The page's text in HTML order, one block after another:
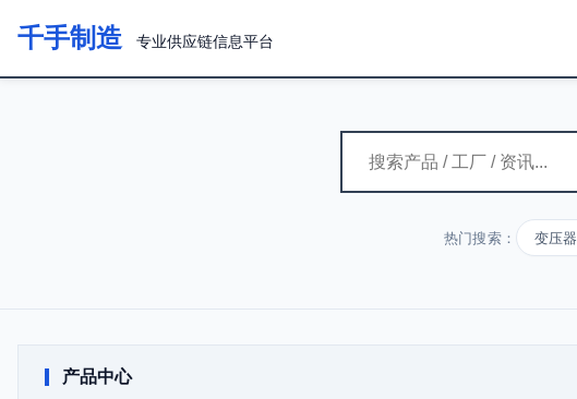
千手制造 专业供应链信息平台
热门搜索： 变压器
产品中心